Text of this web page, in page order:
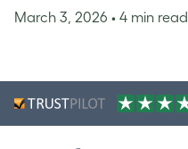
March 3, 2026 • 4 min read